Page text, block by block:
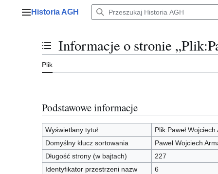
Menu główne
Historia AGH
Przełącz stan spisu treści
Informacje o stronie
Plik
Podstawowe informacje
Wyświetlany tytuł
Plik:Paweł
Domyślny klucz sortowania
Paweł Wojciech
Długość strony (w bajtach)
227
Identyfikator przestrzeni nazw
6